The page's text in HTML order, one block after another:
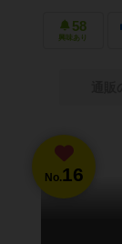
58
興味あり
No.16